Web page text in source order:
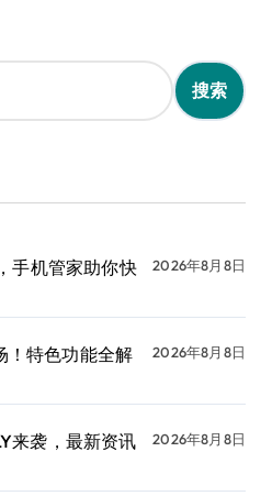
手机管家助你快
2026年8月8日
！特色功能全解
2026年8月8日
来袭，最新资讯
2026年8月8日